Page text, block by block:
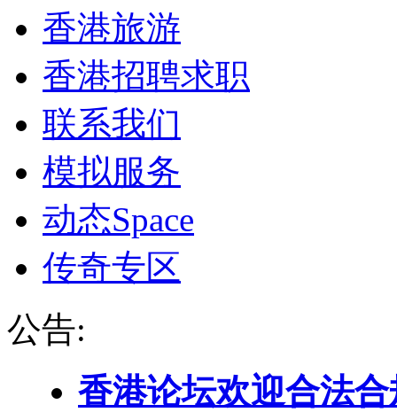
香港旅游
香港招聘求职
联系我们
模拟服务
动态Space
传奇专区
公告:
香港论坛欢迎合法